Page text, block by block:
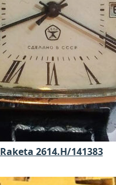
Raketa 2614.H/141383